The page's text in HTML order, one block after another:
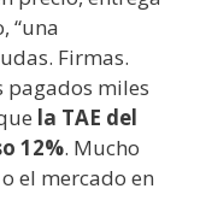
“una
Firmas.
pagados miles
la TAE del
12%. Mucho
el mercado en